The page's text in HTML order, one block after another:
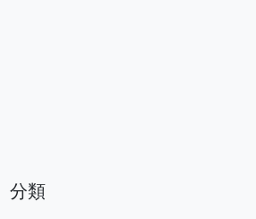
分類